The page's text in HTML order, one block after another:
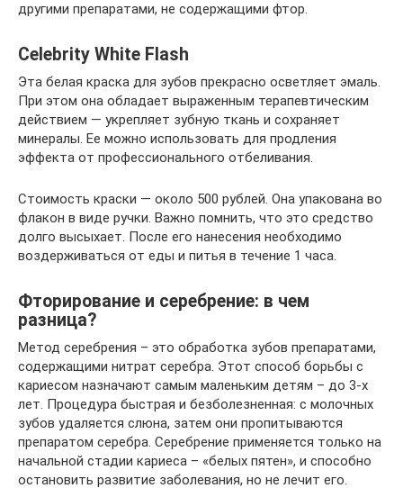
другими препаратами, не содержащими фтор.
Celebrity White Flash
Эта белая краска для зубов прекрасно осветляет эмаль.
При этом она обладает выраженным терапевтическим
действием — укрепляет зубную ткань и сохраняет
минералы. Ее можно использовать для продления
эффекта от профессионального отбеливания.
Стоимость краски — около 500 рублей. Она упакована во
флакон в виде ручки. Важно помнить, что это средство
долго высыхает. После его нанесения необходимо
воздерживаться от еды и питья в течение 1 часа.
Фторирование и серебрение: в чем
разница?
Метод серебрения – это обработка зубов препаратами,
содержащими нитрат серебра. Этот способ борьбы с
кариесом назначают самым маленьким детям – до 3-х
лет. Процедура быстрая и безболезненная: с молочных
зубов удаляется слюна, затем они пропитываются
препаратом серебра. Серебрение применяется только на
начальной стадии кариеса – «белых пятен», и способно
остановить развитие заболевания, но не лечит его.